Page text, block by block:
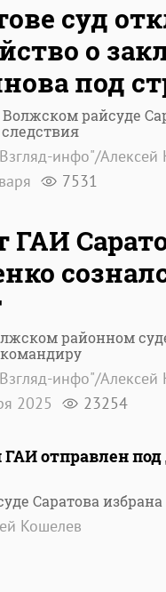
суд
о
под
Волжском райсуде
инфо"/Алексей
7531
ГАИ
районном
инфо"/Алексей
2025
23254
отправлен
Саратова
Кошелев